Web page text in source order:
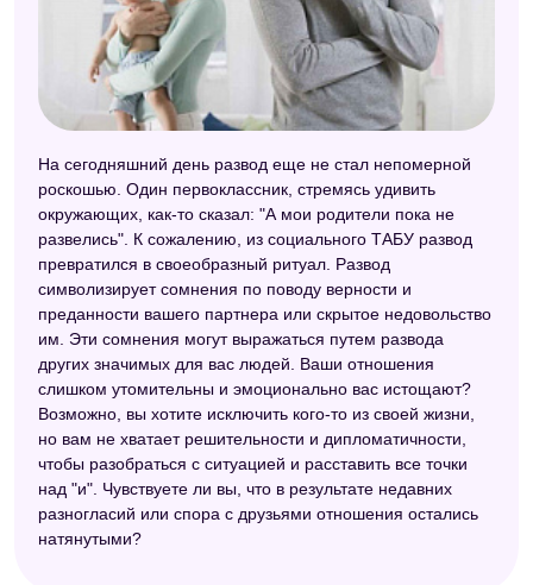
Современный сонник
Сонник Миллера
Сонник 2012
Модернистский сонник
Сонник по алфавиту (Мельников)
Семейный сонник
Сонник Симеона Прозорова
Исламский сонник
Английский сонник
Сонник Фэн-шуй
Самоучитель по толкованию снов
Сонник для стервы
Русский сонник
На сегодняшний день развод еще не стал непомерной
роскошью. Один первоклассник, стремясь удивить
окружающих, как-то сказал: "А мои родители пока не
развелись". К сожалению, из социального ТАБУ развод
превратился в своеобразный ритуал. Развод
символизирует сомнения по поводу верности и
преданности вашего партнера или скрытое недовольство
им. Эти сомнения могут выражаться путем развода
других значимых для вас людей. Ваши отношения
слишком утомительны и эмоционально вас истощают?
Возможно, вы хотите исключить кого-то из своей жизни,
но вам не хватает решительности и дипломатичности,
чтобы разобраться с ситуацией и расставить все точки
над "и". Чувствуете ли вы, что в результате недавних
разногласий или спора с друзьями отношения остались
натянутыми?